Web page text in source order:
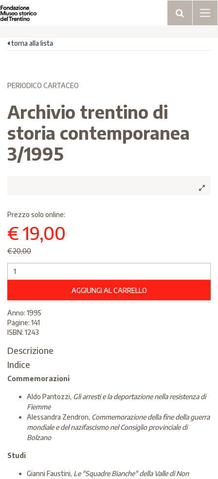
torna alla lista
PERIODICO CARTACEO
Archivio trentino di
storia contemporanea
3/1995
Prezzo solo online:
€ 19,00
€20,00
AGGIUNGI AL CARRELLO
Anno: 1995
Pagine: 141
ISBN: 1243
Descrizione
Indice
Commemorazioni
Aldo Pantozzi, Gli arresti e la deportazione nella resistenza di
Fiemme
Alessandra Zendron, Commemorazione della fine della guerra
mondiale e del nazifascismo nel Consiglio provinciale di
Bolzano
Studi
Gianni Faustini, Le "Squadre Bianche" della Valle di Non